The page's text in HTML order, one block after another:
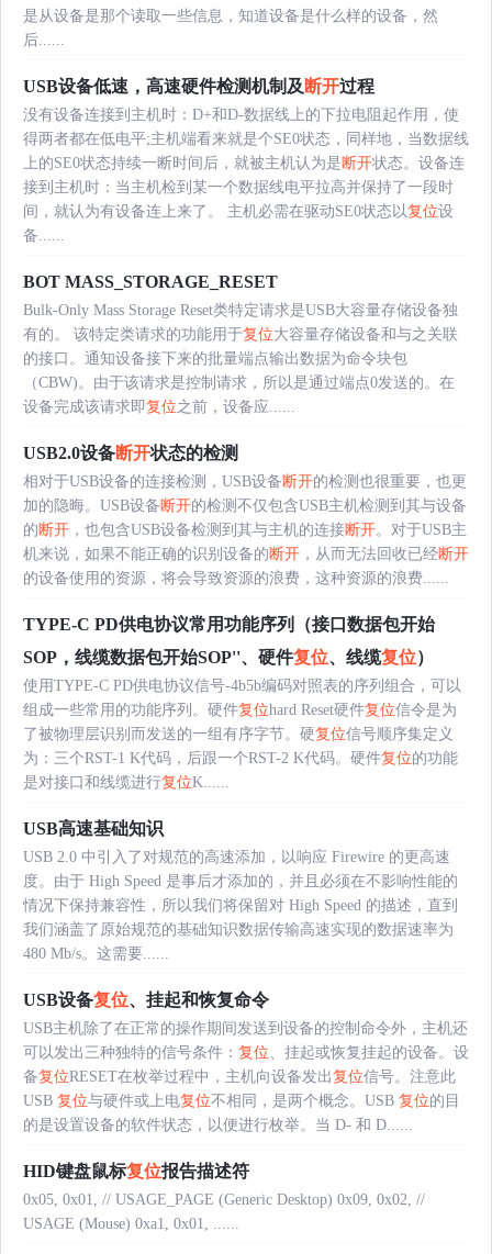
是从设备是那个读取一些信息，知道设备是什么样的设备，然
后......
USB设备低速，高速硬件检测机制及 断开过程
没有设备连接到主机时：D+和D-数据线上的下拉电阻起作用，使
得两者都在低电平;主机端看来就是个SE0状态，同样地，当数据线
上的SE0状态持续一断时间后，就被主机认为是断开状态。设备连
接到主机时：当主机检到某一个数据线电平拉高并保持了一段时
间，就认为有设备连上来了。 主机必需在驱动SE0状态以复位设
备......
BOT MASS_STORAGE_RESET
Bulk-Only Mass Storage Reset类特定请求是USB大容量存储设备独
有的。 该特定类请求的功能用于复位大容量存储设备和与之关联
的接口。通知设备接下来的批量端点输出数据为命令块包
（CBW)。由于该请求是控制请求，所以是通过端点0发送的。在
设备完成该请求即复位之前，设备应......
USB2.0设备断开状态的检测
相对于USB设备的连接检测，USB设备断开的检测也很重要，也更
加的隐晦。USB设备断开的检测不仅包含USB主机检测到其与设备
的断开 ，也包含USB设备检测到其与主机的连接断开。对于USB主
机来说，如果不能正确的识别设备的断开 ，从而无法回收已经断开
的设备使用的资源，将会导致资源的浪费，这种资源的浪费......
TYPE-C PD供电协议常用功能序列（接口数据包开始
SOP，线缆数据包开始SOP''、硬件复位、线缆复位）
使用TYPE-C PD供电协议信号-4b5b编码对照表的序列组合，可以
组成一些常用的功能序列。硬件复位hard Reset硬件复位信令是为
了被物理层识别而发送的一组有序字节。硬复位信号顺序集定义
为：三个RST-1 K代码，后跟一个RST-2 K代码。硬件复位的功能
是对接口和线缆进行复位K......
USB高速基础知识
USB 2.0 中引入了对规范的高速添加，以响应 Firewire 的更高速
度。由于 High Speed 是事后才添加的，并且必须在不影响性能的
情况下保持兼容性，所以我们将保留对 High Speed 的描述，直到
我们涵盖了原始规范的基础知识数据传输高速实现的数据速率为
480 Mb/s。这需要......
USB设备复位、挂起和恢复命令
USB主机除了在正常的操作期间发送到设备的控制命令外，主机还
可以发出三种独特的信号条件： 复位 、挂起或恢复挂起的设备。设
备复位RESET在枚举过程中，主机向设备发出复位信号。注意此
USB 复位与硬件或上电复位不相同，是两个概念。USB 复位的目
的是设置设备的软件状态，以便进行枚举。当 D- 和 D......
HID键盘鼠标复位报告描述符
0x05, 0x01, // USAGE_PAGE (Generic Desktop) 0x09, 0x02, //
USAGE (Mouse) 0xa1, 0x01, ......